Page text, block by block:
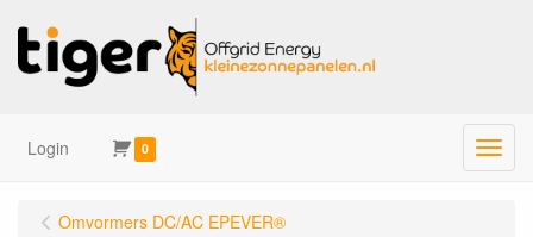
Login 0 Menu
Omvormers DC/AC EPEVER®